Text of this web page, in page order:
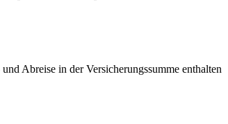
Abreise in der Versicherungssumme enthalten